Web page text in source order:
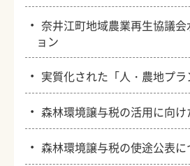
・奈井江町地域農業再生協議
ョン
・ 実質化された「人・農地プ
・森林環境譲与税の活用に向
・森林環境譲与税の使途公表に